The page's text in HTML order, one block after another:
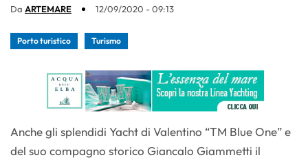
Da ARTEMARE 12/09/2020 - 09:13
Porto turistico Turismo
Anche gli splendidi Yacht di Valentino “TM Blue One” e
del suo compagno storico Giancalo Giammetti il